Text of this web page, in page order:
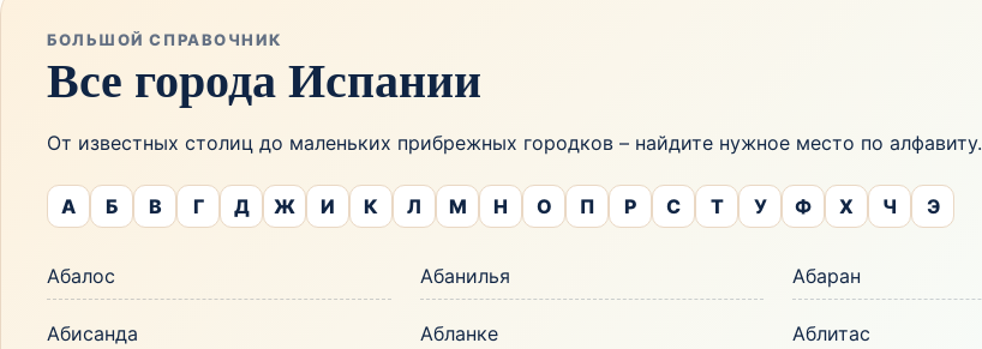
БОЛЬШОЙ СПРАВОЧНИК
Все города Испании
От известных столиц до маленьких прибрежных городков – найдите нужное место по алфавиту.
А Б В Г Д Ж И К Л М Н О П Р С Т У Ф Х Ч Э
Абалос Абанилья Абаран
Абисанда Абланке Аблитас